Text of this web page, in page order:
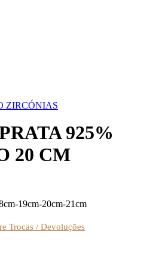
ZIRCÓNIAS
925%
20 CM
19cm-20cm-21cm
Trocas / Devoluções